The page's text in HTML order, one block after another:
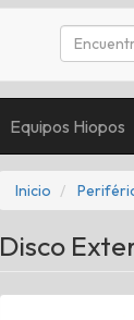
Equipos Hiopos
Inicio
Disco